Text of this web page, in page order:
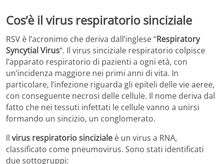
Cos’è il virus respiratorio sinciziale
RSV è l’acronimo che deriva dall’inglese “Respiratory
Syncytial Virus“. Il virus sinciziale respiratorio colpisce
l’apparato respiratorio di pazienti a ogni età, con
un’incidenza maggiore nei primi anni di vita. In
particolare, l’infezione riguarda gli epiteli delle vie aeree,
con conseguente necrosi delle cellule. Il nome deriva dal
fatto che nei tessuti infettati le cellule vanno a unirsi
formando un sincizio, un conglomerato.
Il virus respiratorio sinciziale è un virus a RNA,
classificato come pneumovirus. Sono stati identificati
due sottogruppi: